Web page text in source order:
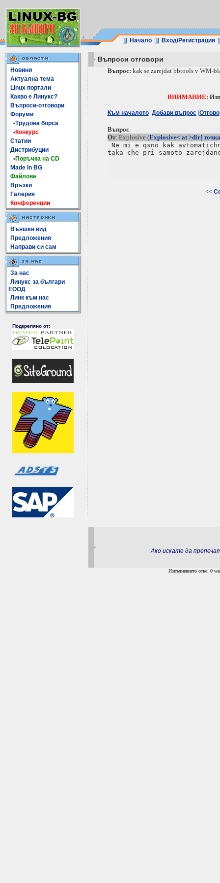
Начало Вход/Регистрация
Новини
Актуална тема
Linux портали
Какво е Линукс?
Въпроси-отговори
Форуми
•Трудова борса
•Конкурс
Статии
Дистрибуции
•Поръчка на CD
Made In BG
Файлове
Връзки
Галерия
Конференции
Външен вид
Предложения
Направи си сам
За нас
Линукс за българи
ЕООД
Линк към нас
Предложения
Подкрепяно от:
Въпроси отговори
Въпрос: kak se zarejdat bbtools v WM-
ВНИМАНИЕ:
Към началото|Добави въпрос|
Въпрос
От: Explosive (Explosive< at >dir[
Ne mi e qsno kak
taka che pri samoto
<<
Ако искате да
Изпълнението отне: 0